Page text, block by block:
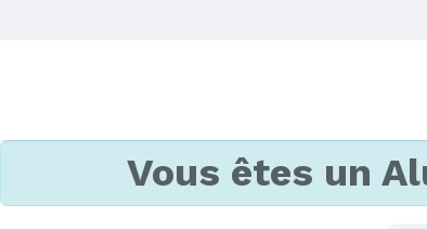
Vous êtes un